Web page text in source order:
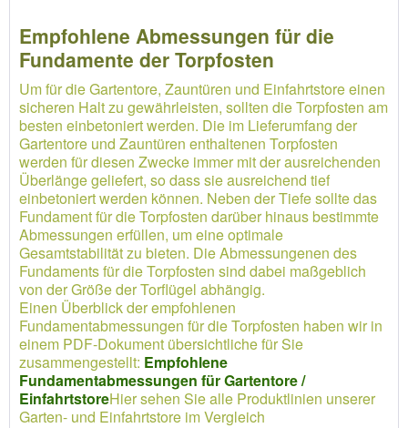
Empfohlene Abmessungen für die
Fundamente der Torpfosten
Um für die Gartentore, Zauntüren und Einfahrtstore einen
sicheren Halt zu gewährleisten, sollten die Torpfosten am
besten einbetoniert werden. Die im Lieferumfang der
Gartentore und Zauntüren enthaltenen Torpfosten
werden für diesen Zwecke immer mit der ausreichenden
Überlänge geliefert, so dass sie ausreichend tief
einbetoniert werden können. Neben der Tiefe sollte das
Fundament für die Torpfosten darüber hinaus bestimmte
Abmessungen erfüllen, um eine optimale
Gesamtstabilität zu bieten. Die Abmessungenen des
Fundaments für die Torpfosten sind dabei maßgeblich
von der Größe der Torflügel abhängig.
Einen Überblick der empfohlenen
Fundamentabmessungen für die Torpfosten haben wir in
einem PDF-Dokument übersichtliche für Sie
zusammengestellt: Empfohlene
Fundamentabmessungen für Gartentore /
EinfahrtstoreHier sehen Sie alle Produktlinien unserer
Garten- und Einfahrtstore im Vergleich